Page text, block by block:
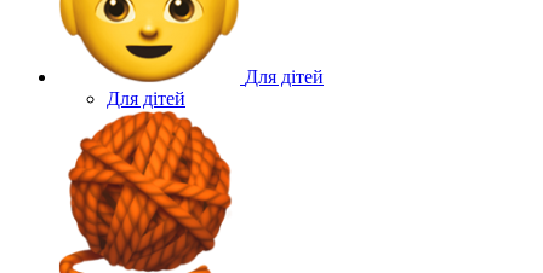
Для дітей
Для дітей